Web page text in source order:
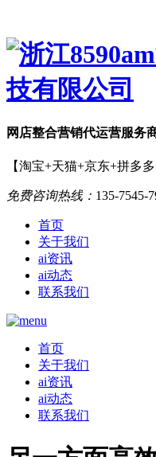
网店整合营销代运营服务
【淘宝+天猫+京东+拼多
免费咨询热线： 135-7545-
首页
关于我们
ai资讯
ai动态
联系我们
首页
关于我们
ai资讯
ai动态
联系我们